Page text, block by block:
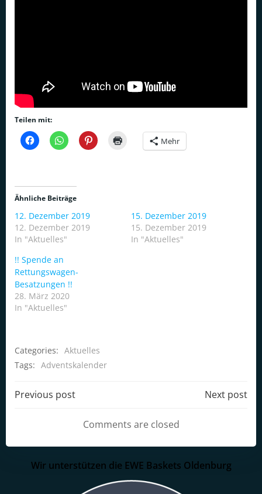
Teilen mit:
Mehr
Ähnliche Beiträge
12. Dezember 2019
12. Dezember 2019
In "Aktuelles"
15. Dezember 2019
15. Dezember 2019
In "Aktuelles"
!! Spende an
Rettungswagen-
Besatzungen !!
28. März 2020
In "Aktuelles"
Categories: Aktuelles
Tags: Adventskalender
Post
navigation
Previous post
navigation
Next post
Comments are closed
Wir unterstützen die EWE Baskets Oldenburg